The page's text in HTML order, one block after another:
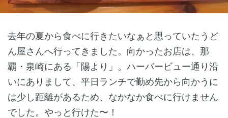
去年の夏から食べに行きたいなぁと思っていたうど
ん屋さんへ行ってきました。向かったお店は、那
覇・泉崎にある「陽より」。ハーバービュー通り沿
いにありまして、平日ランチで勤め先から向かうに
は少し距離があるため、なかなか食べに行けません
でした。やっと行けた〜！